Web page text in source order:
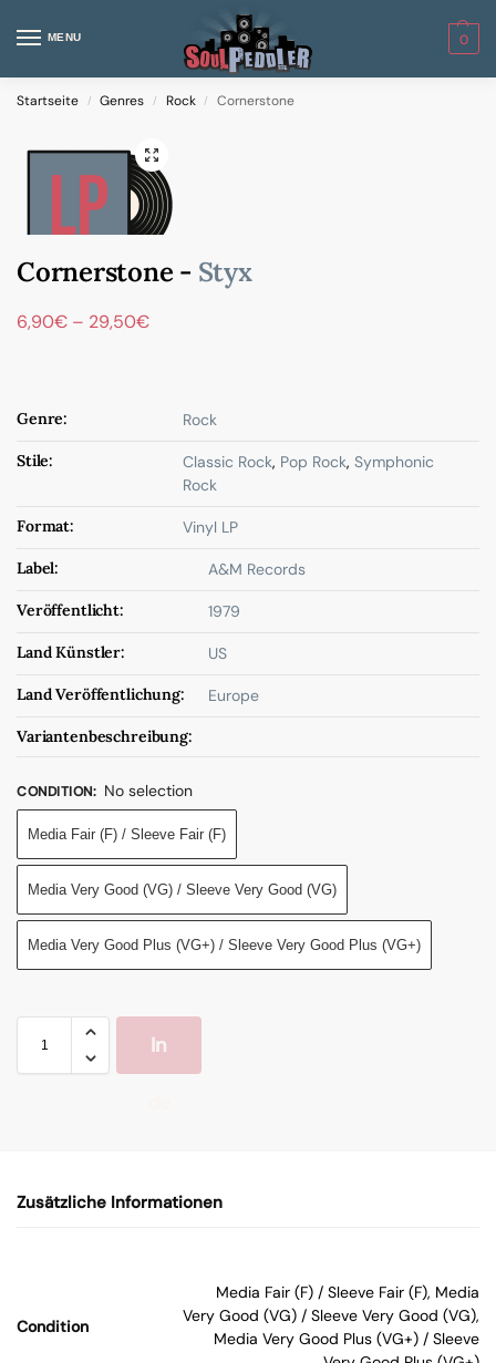
MENU 0
Startseite / Genres / Rock / Cornerstone
Cornerstone - Styx
6,90€ – 29,50€
Genre: Rock
Stile: Classic Rock, Pop Rock, Symphonic
Rock
Format: Vinyl LP
Label: A&M Records
Veröffentlicht: 1979
Land Künstler: US
Land Veröffentlichung: Europe
Variantenbeschreibung:
CONDITION: No selection
Media Fair (F) / Sleeve Fair (F)
Media Very Good (VG) / Sleeve Very Good (VG)
Media Very Good Plus (VG+) / Sleeve Very Good Plus (VG+)
In
W
Zusätzliche Informationen
Condition
Media Fair (F) / Sleeve Fair (F), Media
Very Good (VG) / Sleeve Very Good (VG),
Media Very Good Plus (VG+) / Sleeve